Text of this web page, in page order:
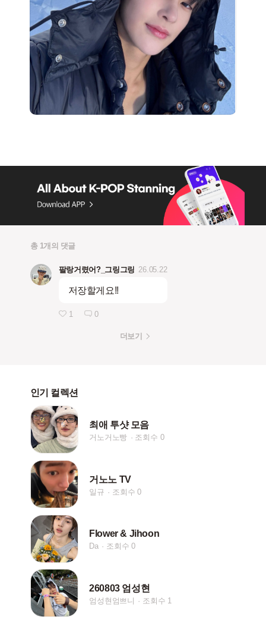
총 1개의 댓글
팔랑거렸어?_그링그링 26.05.22
저장할게요!!
1 0
더보기
인기 컬렉션
최애 투샷 모음
거노거노빵 조회수 0
거노노 TV
일규 조회수 0
Flower & Jihoon
Da 조회수 0
260803 엄성현
엄성현엄쁘니 조회수 1